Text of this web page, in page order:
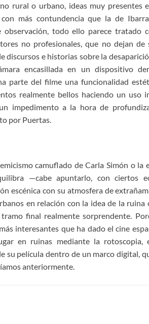
rural o urbano, ideas muy presentes
más contundencia que la de
todo ello parece tratado
no profesionales, que no dejan de
discursos e historias sobre la
encasillada en un dispositivo
parte del filme una funcionalidad
realmente bellos haciendo un uso
impedimento a la hora de
por Puertas.
camuflado de Carla Simón o la
—cabe apuntarlo, con ciertos
escénica con su atmosfera de
en relación con la idea de la
final realmente sorprendente.
interesantes que ha dado el cine
en ruinas mediante la rotoscopia,
su película dentro de un marco digital,
anteriormente.